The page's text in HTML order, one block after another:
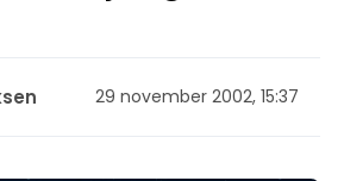
29 november 2002, 15:37